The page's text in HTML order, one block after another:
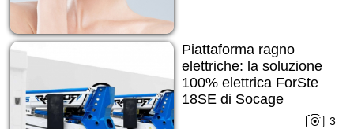
Piattaforma ragno
elettriche: la soluzione
100% elettrica ForSte
18SE di Socage
3